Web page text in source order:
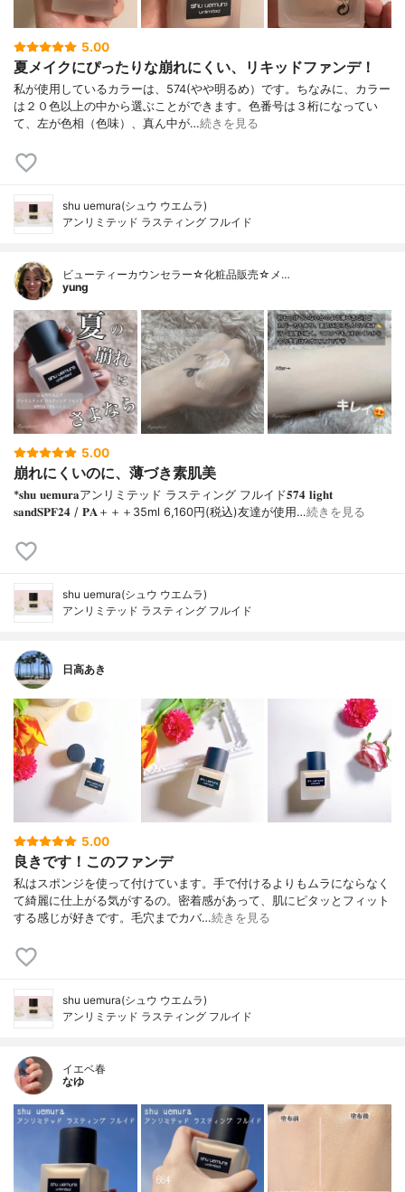
5.00
夏メイクにぴったりな崩れにくい、リキッドファンデ！
私が使用しているカラーは、574(やや明るめ）です。ちなみに、カラー
は２０色以上の中から選ぶことができます。色番号は３桁になってい
て、左が色相（色味）、真ん中が…続きを見る
shu uemura(シュウ ウエムラ)
アンリミテッド ラスティング フルイド
ビューティーカウンセラー☆化粧品販売☆メ…
yung
5.00
崩れにくいのに、薄づき素肌美
*𝐬𝐡𝐮 𝐮𝐞𝐦𝐮𝐫𝐚アンリミテッド ラスティング フルイド𝟓𝟕𝟒 𝐥𝐢𝐠𝐡𝐭
𝐬𝐚𝐧𝐝𝐒𝐏𝐅𝟐𝟒 / 𝐏𝐀＋＋＋⁡35ml 6,160円(税込)⁡友達が使用…続きを見る
shu uemura(シュウ ウエムラ)
アンリミテッド ラスティング フルイド
日高あき
5.00
良きです！このファンデ
私はスポンジを使って付けています。手で付けるよりもムラにならなく
て綺麗に仕上がる気がするの。密着感があって、肌にピタッとフィット
する感じが好きです。毛穴までカバ…続きを見る
shu uemura(シュウ ウエムラ)
アンリミテッド ラスティング フルイド
イエベ春
なゆ